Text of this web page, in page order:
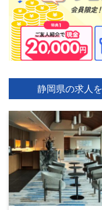
静岡県の求人